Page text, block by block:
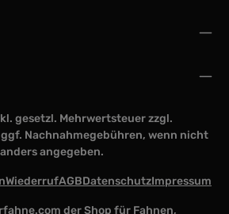
gesetzl. Mehrwertsteuer zzgl.
Nachnahmegebühren, wenn nicht
anders angegeben.
der Shop für Fahnen,
WiederrufAGBDatenschutzImpressum